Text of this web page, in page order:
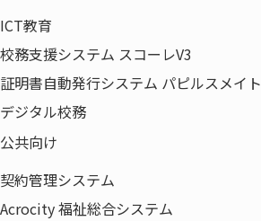
ICT教育
校務支援システム スコーレV3
証明書自動発行システム パピルスメイト
デジタル校務
公共向け
契約管理システム
Acrocity 福祉総合システム
東京パークサイドビル12F